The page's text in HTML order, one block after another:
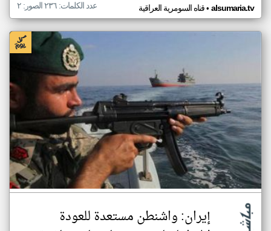
قناه السومرية العراقية• alsumaria.tv عدد الكلمات: ٢٣٦ الصور: ٢
إيران: واشنطن مستعدة للعودة